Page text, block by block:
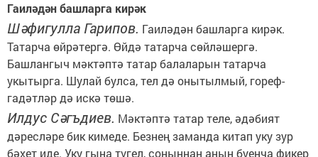
Гаиләдән башларга кирәк
Шәфигулла Гарипов. Гаиләдән башларга кирәк.
Татарча өйрәтергә. Өйдә татарча сөйләшергә.
Башлангыч мәктәптә татар балаларын татарча
укытырга. Шулай булса, тел дә онытылмый, гореф-
гадәтләр дә искә төшә.
Илдус Сәгъдиев. Мәктәптә татар теле, әдәбият
дәресләре бик кимеде. Безнең заманда китап уку зур
бәхет иде. Уку гына түгел, соңыннан аның буенча фикер